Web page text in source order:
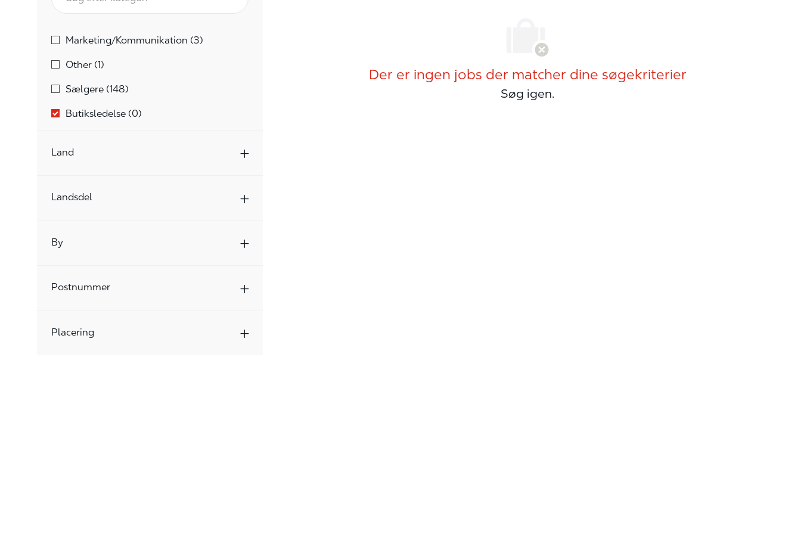
KategoriMarketing/kommunikation (3)
Other (1)
Sælgere (148)
Butiksledelse (0)
Land
Landsdel
By
Postnummer
Placering
Der er ingen jobs der matcher dine søgekriterier
Søg igen.